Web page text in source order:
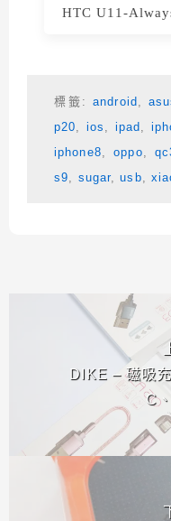
HTC U11-
標籤:android
p20
ios ipad
iphone8 ,oppo ,
s9
sugar,usb
相連文章
DIKE – 磁吸
C